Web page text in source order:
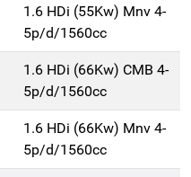
1.6 HDi (55Kw) Mnv 4-
5p/d/1560cc
1.6 HDi (66Kw) CMB 4-
5p/d/1560cc
1.6 HDi (66Kw) Mnv 4-
5p/d/1560cc